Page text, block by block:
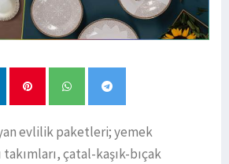
evlilik paketleri; yemek
çatal-kaşık-bıçak